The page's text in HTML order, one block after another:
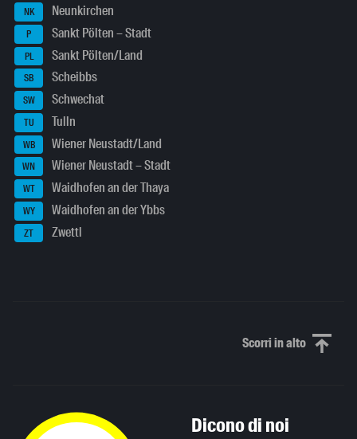
NK Neunkirchen
P Sankt Pölten – Stadt
PL Sankt Pölten/Land
SB Scheibbs
SW Schwechat
TU Tulln
WB Wiener Neustadt/Land
WN Wiener Neustadt – Stadt
WT Waidhofen an der Thaya
WY Waidhofen an der Ybbs
ZT Zwettl
Scorri in altoScorri in alto
Dicono di noi